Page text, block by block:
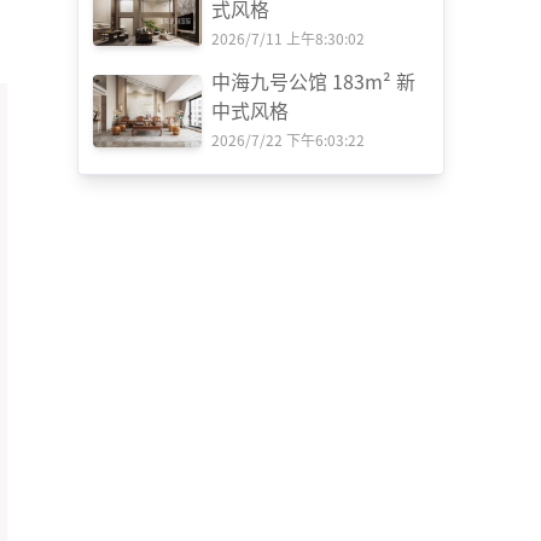
式风格
2026/7/11 上午8:30:02
中海九号公馆 183m² 新
中式风格
2026/7/22 下午6:03:22